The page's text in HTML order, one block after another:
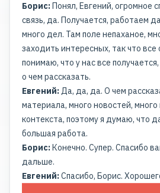
Борис: Понял, Евгений, огромное
связь, да. Получается, работаем
много дел. Там поле непаханое,
заходить интересных, так что все
понимаю, что у нас все
о чем рассказать.
Евгений:Да, да, да. О чем
материала, много новостей,
контекста, поэтому я думаю, что
большая работа.
Борис: Конечно. Супер. Спасибо
дальше.
Евгений:Спасибо, Борис.